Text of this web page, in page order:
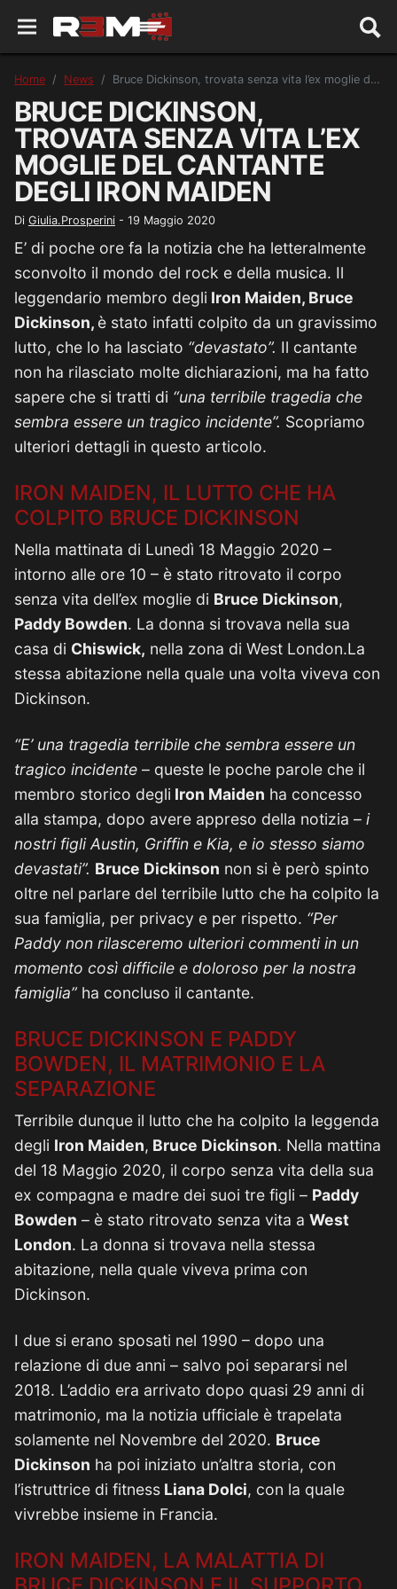
Home News Bruce Dickinson, trovata senza vita l’ex moglie del cantante degli Iron Maiden
BRUCE DICKINSON,
TROVATA SENZA VITA L’EX
MOGLIE DEL CANTANTE
DEGLI IRON MAIDEN
Di Giulia.Prosperini - 19 Maggio 2020
E’ di poche ore fa la notizia che ha letteralmente
sconvolto il mondo del rock e della musica. Il
leggendario membro degli Iron Maiden, Bruce
Dickinson, è stato infatti colpito da un gravissimo
lutto, che lo ha lasciato “devastato”. Il cantante
non ha rilasciato molte dichiarazioni, ma ha fatto
sapere che si tratti di “una terribile tragedia che
sembra essere un tragico incidente”. Scopriamo
ulteriori dettagli in questo articolo.
IRON MAIDEN, IL LUTTO CHE HA
COLPITO BRUCE DICKINSON
Nella mattinata di Lunedì 18 Maggio 2020 –
intorno alle ore 10 – è stato ritrovato il corpo
senza vita dell’ex moglie di Bruce Dickinson,
Paddy Bowden. La donna si trovava nella sua
casa di Chiswick, nella zona di West London.La
stessa abitazione nella quale una volta viveva con
Dickinson.
“E’ una tragedia terribile che sembra essere un
tragico incidente – queste le poche parole che il
membro storico degli Iron Maiden ha concesso
alla stampa, dopo avere appreso della notizia – i
nostri figli Austin, Griffin e Kia, e io stesso siamo
devastati”. Bruce Dickinson non si è però spinto
oltre nel parlare del terribile lutto che ha colpito la
sua famiglia, per privacy e per rispetto. “Per
Paddy non rilasceremo ulteriori commenti in un
momento così difficile e doloroso per la nostra
famiglia” ha concluso il cantante.
BRUCE DICKINSON E PADDY
BOWDEN, IL MATRIMONIO E LA
SEPARAZIONE
Terribile dunque il lutto che ha colpito la leggenda
degli Iron Maiden, Bruce Dickinson. Nella mattina
del 18 Maggio 2020, il corpo senza vita della sua
ex compagna e madre dei suoi tre figli – Paddy
Bowden – è stato ritrovato senza vita a West
London. La donna si trovava nella stessa
abitazione, nella quale viveva prima con
Dickinson.
I due si erano sposati nel 1990 – dopo una
relazione di due anni – salvo poi separarsi nel
2018. L’addio era arrivato dopo quasi 29 anni di
matrimonio, ma la notizia ufficiale è trapelata
solamente nel Novembre del 2020. Bruce
Dickinson ha poi iniziato un’altra storia, con
l’istruttrice di fitness Liana Dolci, con la quale
vivrebbe insieme in Francia.
IRON MAIDEN, LA MALATTIA DI